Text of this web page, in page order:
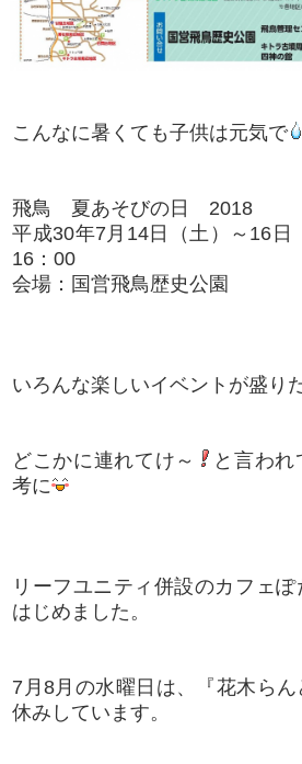
こんなに暑くても子供は元気で
飛鳥 夏あそびの日 2018
平成30年7月14日（土）～16
16：00
会場：国営飛鳥歴史公園
いろんな楽しいイベントが盛り
どこかに連れてけ～
と言わ
考に
リーフユニティ併設のカフェ
はじめました。
7月8月の水曜日は、『花木ら
休みしています。